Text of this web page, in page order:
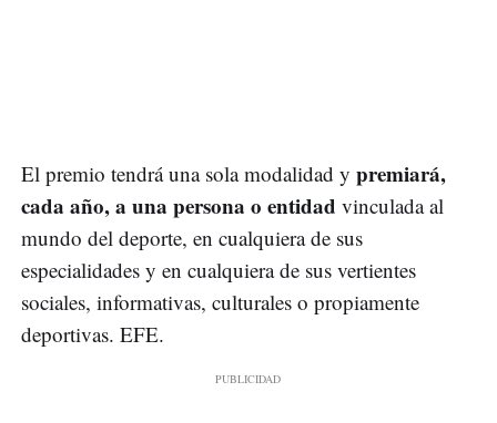
El premio tendrá una sola modalidad y premiará,
cada año, a una persona o entidad vinculada al
mundo del deporte, en cualquiera de sus
especialidades y en cualquiera de sus vertientes
sociales, informativas, culturales o propiamente
deportivas. EFE.